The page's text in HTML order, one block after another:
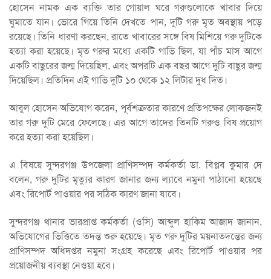
হোসেন নামক এক ব্যক্তি তার গোয়াল ঘরে গরুগুলোকে খাবার দিয়ে
ঘুমাতে যান। ভোরে গিয়ে তিনি দেখতে পান, দুটি গরু মৃত অবস্থায় পড়ে
রয়েছে। তিনি ধারণা করছেন, রাতে খাবারের সঙ্গে বিষ মিশিয়ে গরু দুটিকে
হত্যা করা হয়েছে। মৃত গরুর মধ্যে একটি গাভি ছিল, যা পাঁচ মাস আগে
একটি বাছুরের জন্ম দিয়েছিল, এবং অপরটি এক বছর আগে দুটি বাছুর জন্ম
দিয়েছিল। প্রতিদিন এই গাভি দুটি ১০ থেকে ১২ লিটার দুধ দিত।
আবুল হোসেন অভিযোগ করেন, পূর্বশত্রুতার কারণে প্রতিপক্ষের লোকজনই
তার গরু দুটি মেরে ফেলেছে। এর আগে তাদের তিনটি গরুও বিষ প্রয়োগ
করে হত্যা করা হয়েছিল।
এ বিষয়ে সুন্দরগঞ্জ উপজেলা প্রাণিসম্পদ কর্মকর্তা ডা. বিপ্লব কুমার দে
বলেন, গরু দুটির মৃত্যুর কারণ জানার জন্য ল্যাবে নমুনা পাঠানো হয়েছে
এবং রিপোর্ট পাওয়ার পর সঠিক কারণ জানা যাবে।
সুন্দরগঞ্জ থানার ভারপ্রাপ্ত কর্মকর্তা (ওসি) আব্দুল হাকিম আজাদ জানান,
অভিযোগের ভিত্তিতে তদন্ত শুরু হয়েছে। মৃত গরু দুটির ময়নাতদন্তের জন্য
প্রাণিসম্পদ অধিদপ্তর নমুনা সংগ্রহ করেছে এবং রিপোর্ট পাওয়ার পর
প্রয়োজনীয় ব্যবস্থা নেওয়া হবে।